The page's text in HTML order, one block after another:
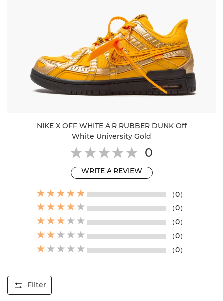
NIKE X OFF WHITE AIR RUBBER DUNK Off
White University Gold
0
WRITE A REVIEW
（0）
（0）
（0）
（0）
（0）
Filter